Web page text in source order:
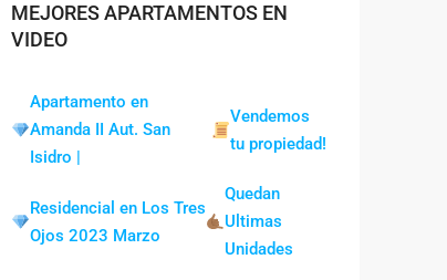
MEJORES APARTAMENTOS EN
VIDEO
Apartamento en
Amanda II Aut. San
Isidro |
Vendemos
tu propiedad!
Residencial en Los Tres
Ojos 2023 Marzo
Quedan
Ultimas
Unidades